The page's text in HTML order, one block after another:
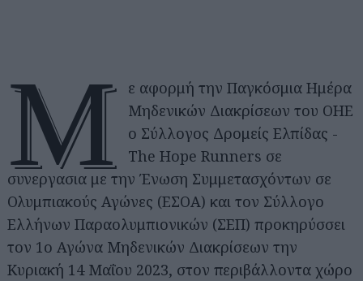
Μ
ε αφορμή την Παγκόσμια Ημέρα
Μηδενικών Διακρίσεων του ΟΗΕ
ο Σύλλογος Δρομείς Ελπίδας -
The Hope Runners σε
συνεργασια με την Ένωση Συμμετασχόντων σε
Ολυμπιακούς Αγώνες (ΕΣΟΑ) και τον Σύλλογο
Ελλήνων Παραολυμπιονικών (ΣΕΠ) προκηρύσσει
τον 1ο Αγώνα Μηδενικών Διακρίσεων την
Κυριακή 14 Μαΐου 2023, στον περιβάλλοντα χώρο